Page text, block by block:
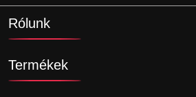
Rólunk
Termékek